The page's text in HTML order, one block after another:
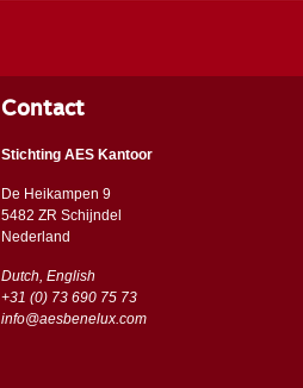
Contact
Stichting AES Kantoor
De Heikampen 9
5482 ZR Schijndel
​​Nederland
Dutch, English
+31 (0) 73 690 75 73
info@aesbenelux.com